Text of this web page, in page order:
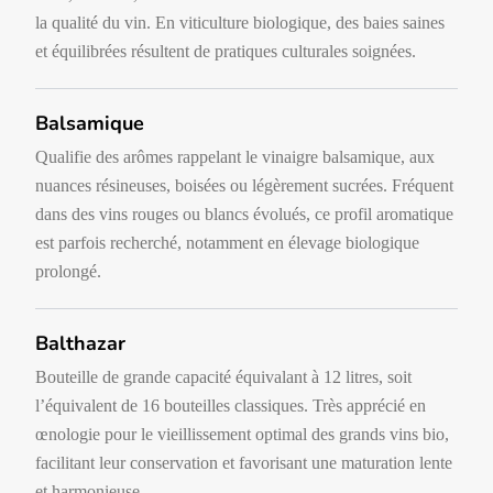
la qualité du vin. En viticulture biologique, des baies saines
et équilibrées résultent de pratiques culturales soignées.
Balsamique
Qualifie des arômes rappelant le vinaigre balsamique, aux
nuances résineuses, boisées ou légèrement sucrées. Fréquent
dans des vins rouges ou blancs évolués, ce profil aromatique
est parfois recherché, notamment en élevage biologique
prolongé.
Balthazar
Bouteille de grande capacité équivalant à 12 litres, soit
l’équivalent de 16 bouteilles classiques. Très apprécié en
œnologie pour le vieillissement optimal des grands vins bio,
facilitant leur conservation et favorisant une maturation lente